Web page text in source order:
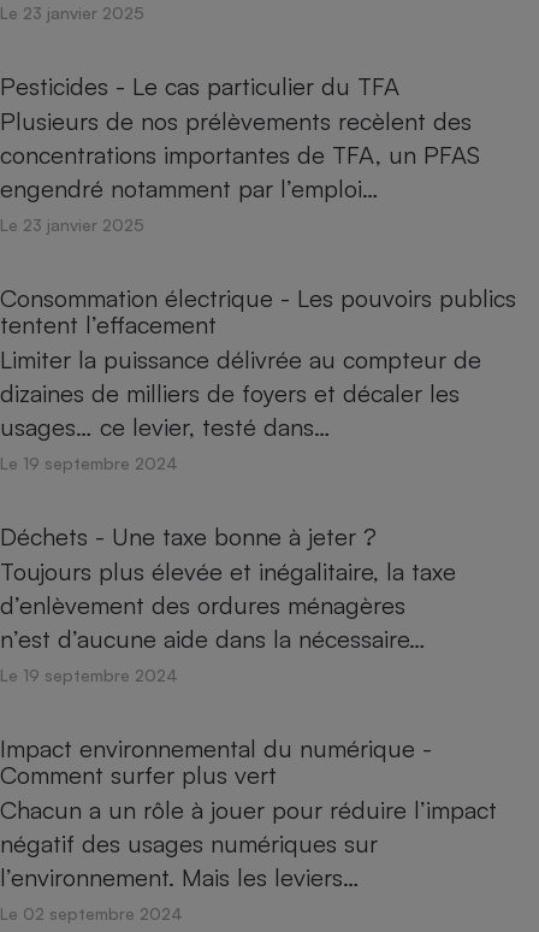
Le 23 janvier 2025
Pesticides - Le cas particulier du TFA
Plusieurs de nos prélèvements recèlent des
concentrations importantes de TFA, un PFAS
engendré notamment par l’emploi…
Le 23 janvier 2025
Consommation électrique - Les pouvoirs publics
tentent l’effacement
Limiter la puissance délivrée au compteur de
dizaines de milliers de foyers et décaler les
usages… ce levier, testé dans…
Le 19 septembre 2024
Déchets - Une taxe bonne à jeter ?
Toujours plus élevée et inégalitaire, la taxe
d’enlèvement des ordures ménagères
n’est d’aucune aide dans la nécessaire…
Le 19 septembre 2024
Impact environnemental du numérique -
Comment surfer plus vert
Chacun a un rôle à jouer pour réduire l’impact
négatif des usages numériques sur
l’environnement. Mais les leviers…
Le 02 septembre 2024